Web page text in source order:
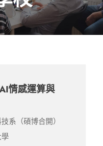
情感運算與
系（碩博合開）